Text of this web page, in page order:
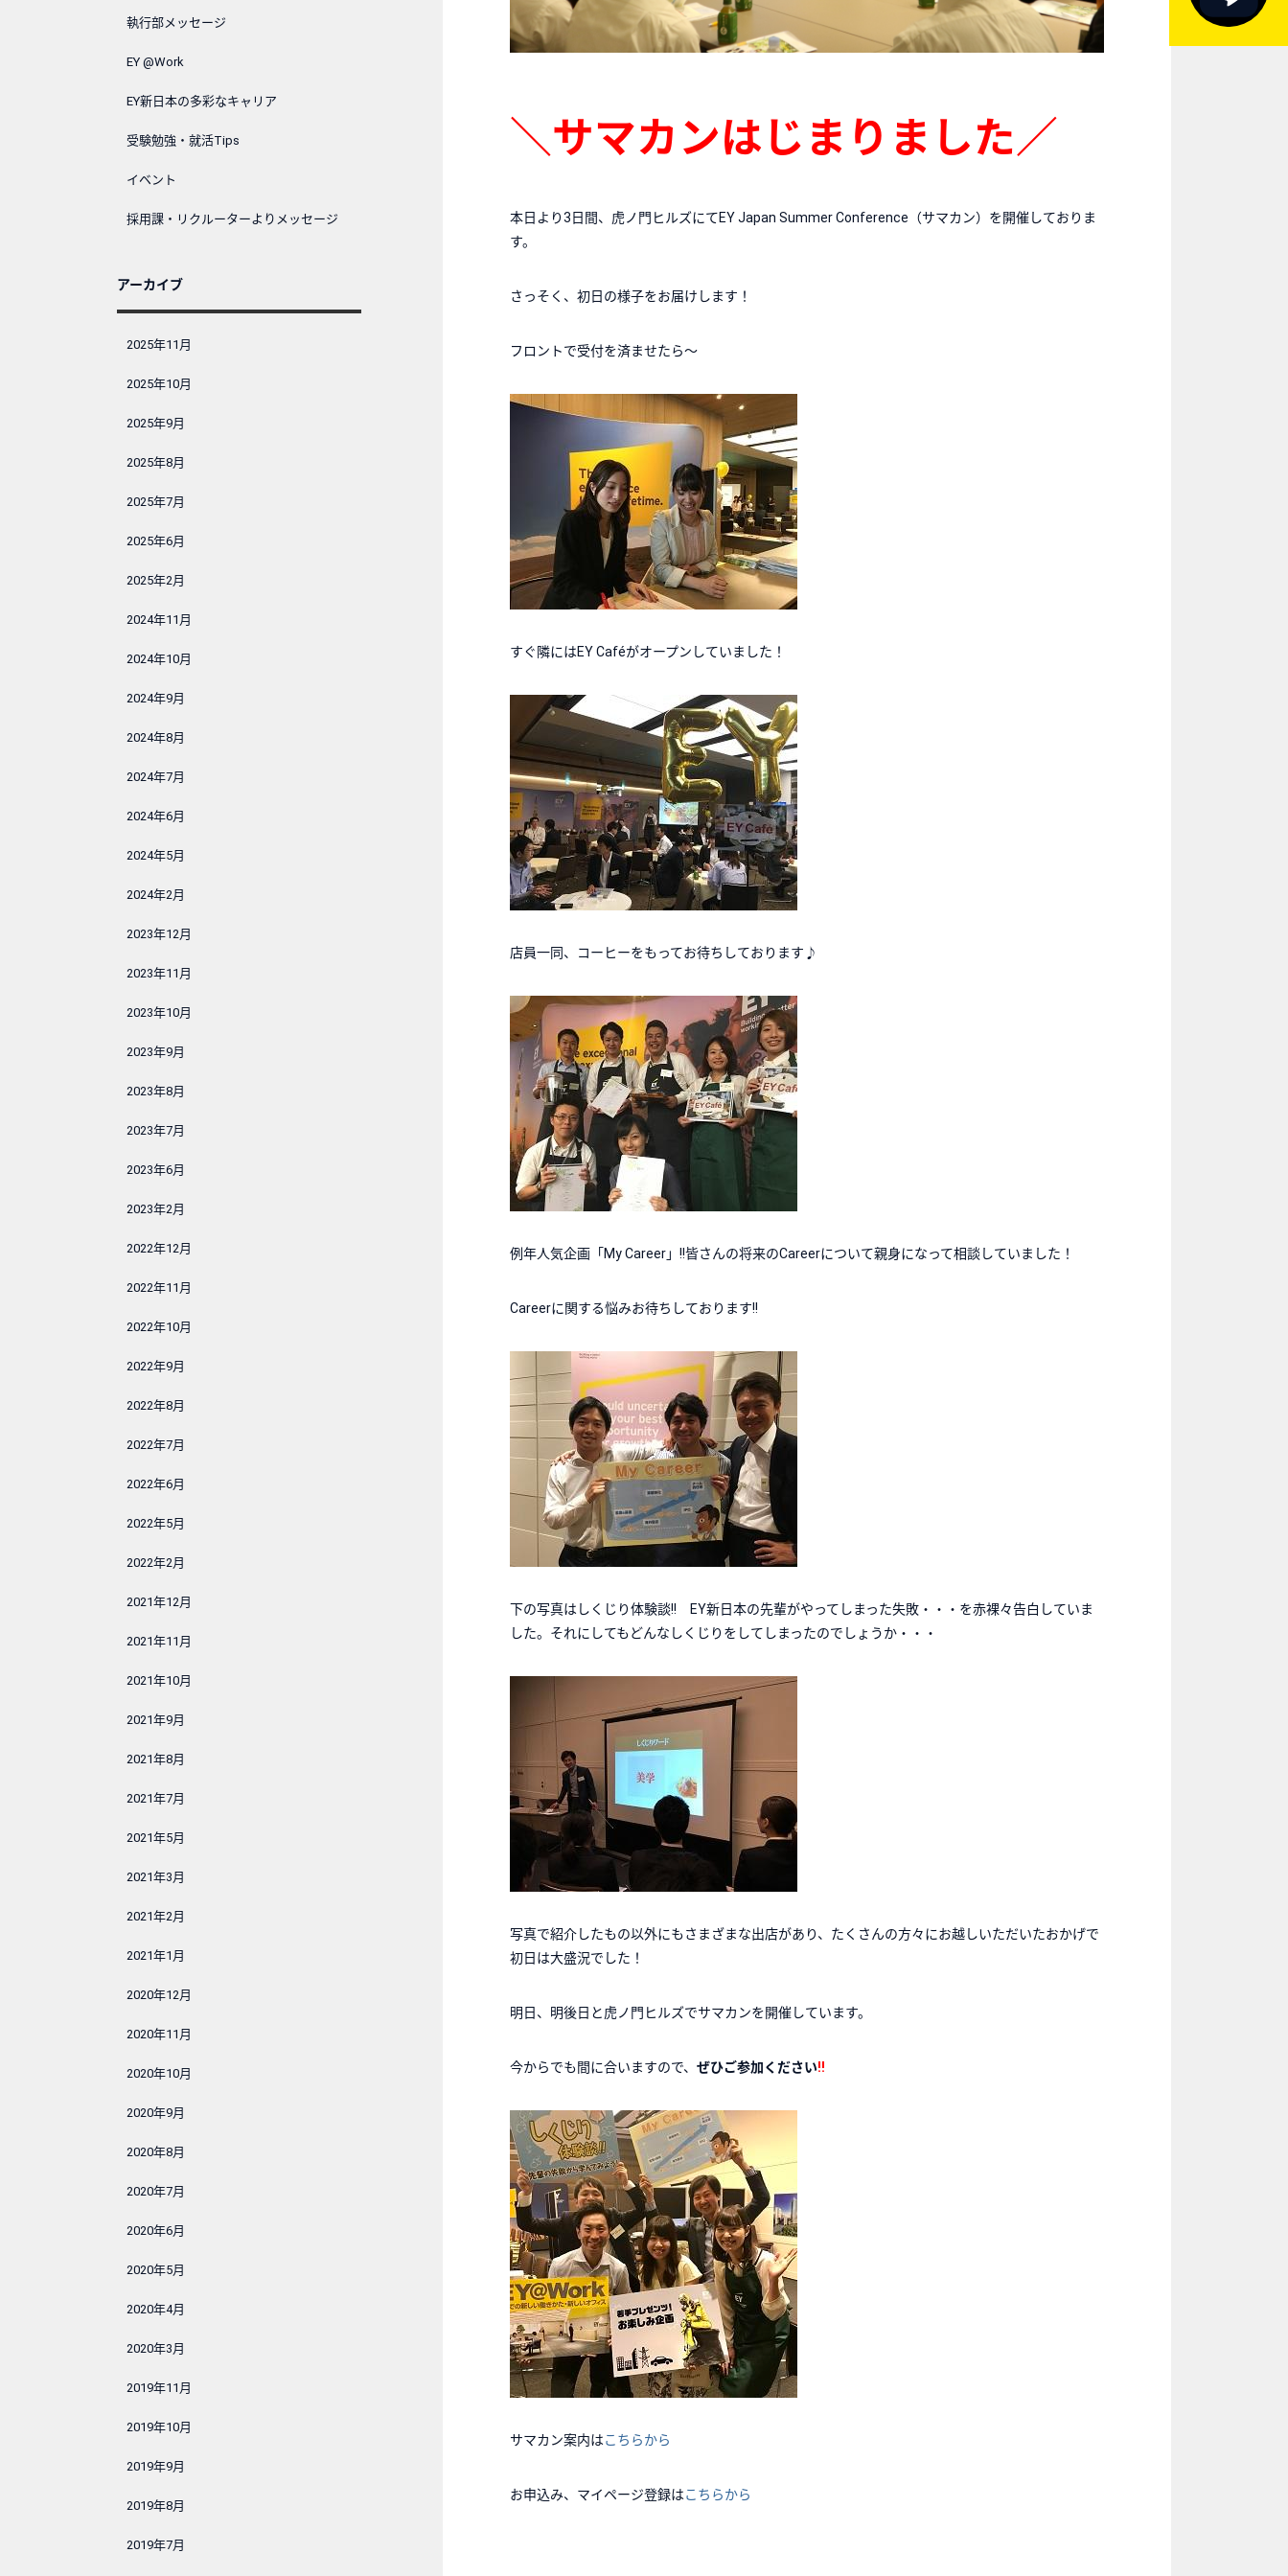
＼サマカンはじまりました／
本日より3日間、虎ノ門ヒルズにてEY Japan Summer Conference（サマカン）を開催しておりま
す。
さっそく、初日の様子をお届けします！
フロントで受付を済ませたら～
すぐ隣にはEY Caféがオープンしていました！
店員一同、コーヒーをもってお待ちしております♪
例年人気企画「My Career」!!皆さんの将来のCareerについて親身になって相談していました！
Careerに関する悩みお待ちしております!!
下の写真はしくじり体験談!! EY新日本の先輩がやってしまった失敗・・・を赤裸々告白していま
した。それにしてもどんなしくじりをしてしまったのでしょうか・・・
写真で紹介したもの以外にもさまざまな出店があり、たくさんの方々にお越しいただいたおかげで
初日は大盛況でした！
明日、明後日と虎ノ門ヒルズでサマカンを開催しています。
今からでも間に合いますので、 ぜひご参加ください!!
サマカン案内はこちらから
お申込み、マイページ登録はこちらから
執行部メッセージ
EY @Work
EY新日本の多彩なキャリア
受験勉強・就活Tips
イベント
採用課・リクルーターよりメッセージ
アーカイブ
2025年11月
2025年10月
2025年9月
2025年8月
2025年7月
2025年6月
2025年2月
2024年11月
2024年10月
2024年9月
2024年8月
2024年7月
2024年6月
2024年5月
2024年2月
2023年12月
2023年11月
2023年10月
2023年9月
2023年8月
2023年7月
2023年6月
2023年2月
2022年12月
2022年11月
2022年10月
2022年9月
2022年8月
2022年7月
2022年6月
2022年5月
2022年2月
2021年12月
2021年11月
2021年10月
2021年9月
2021年8月
2021年7月
2021年5月
2021年3月
2021年2月
2021年1月
2020年12月
2020年11月
2020年10月
2020年9月
2020年8月
2020年7月
2020年6月
2020年5月
2020年4月
2020年3月
2019年11月
2019年10月
2019年9月
2019年8月
2019年7月